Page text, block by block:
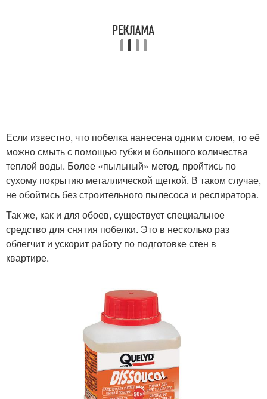
Если известно, что побелка нанесена одним слоем, то её
можно смыть с помощью губки и большого количества
теплой воды. Более «пыльный» метод, пройтись по
сухому покрытию металлической щеткой. В таком случае,
не обойтись без строительного пылесоса и респиратора.
Так же, как и для обоев, существует специальное
средство для снятия побелки. Это в несколько раз
облегчит и ускорит работу по подготовке стен в
квартире.